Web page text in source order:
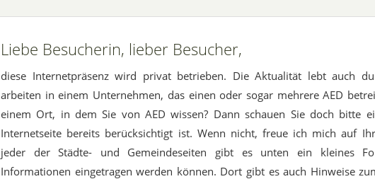
Liebe Besucherin, lieber Besucher,
diese Internetpräsenz wird privat betrieben. Die Aktualität lebt auch
arbeiten in einem Unternehmen, das einen oder sogar mehrere AED
einem Ort, in dem Sie von AED wissen? Dann schauen Sie doch bitte
Internetseite bereits berücksichtigt ist. Wenn nicht, freue ich mich auf
jeder der Städte- und Gemeindeseiten gibt es unten ein kleines
Informationen eingetragen werden können. Dort gibt es auch Hinweise